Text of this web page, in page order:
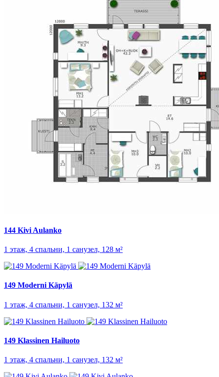
144 Kivi Aulanko
1 этаж, 4 спальни, 1 санузел, 128 м²
149 Moderni Käpylä
1 этаж, 4 спальни, 1 санузел, 132 м²
149 Klassinen Hailuoto
1 этаж, 4 спальни, 1 санузел, 132 м²